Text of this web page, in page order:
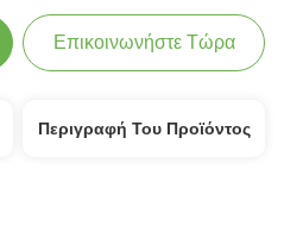
Επικοινωνήστε Τώρα
Περιγραφή Του Προϊόντος